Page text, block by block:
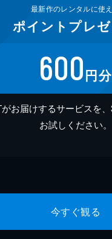
最新作のレンタルに使
ポイント プレ
600円分
お届けするサービスを
お試しください。
今すぐ観る